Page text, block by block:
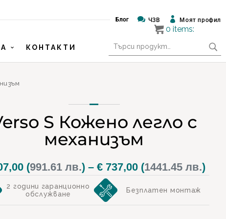
Блог  ЧЗВ  Моят профил
КОНТАКТИ
за:
S Кожено легло с
механизъм
(991.61 лв.) – € 737,00 (1441.45 лв.)
2 години гаранционно
обслужване
Безплатен монтаж
0 items: